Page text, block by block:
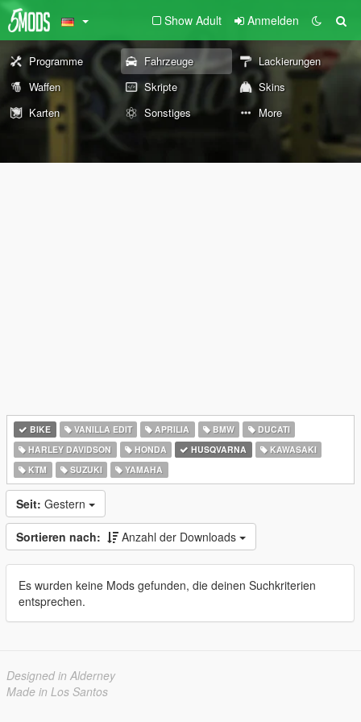
Show Adult Anmelden
Programme Fahrzeuge
Lackierungen
Waffen
Skripte
Skins
Karten
Sonstiges More
BIKE VANILLA EDIT APRILIA BMW
DUCATI
HARLEY DAVIDSON
HONDA HUSQVARNA
KAWASAKI
KTM
SUZUKI YAMAHA
Seit: Gestern
Sortieren nach: Anzahl der Downloads
Es wurden keine Mods gefunden, die deinen Suchkriterien
entsprechen.
Designed in Alderney
Made in Los Santos